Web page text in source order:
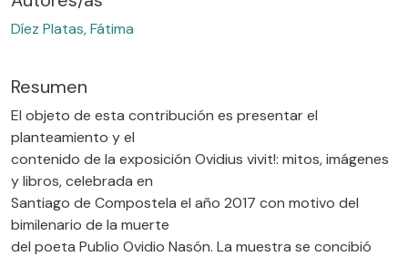
Díez Platas, Fátima
Resumen
El objeto de esta contribución es presentar el
planteamiento y el
contenido de la exposición Ovidius vivit!: mitos, imágenes
y libros, celebrada en
Santiago de Compostela el año 2017 con motivo del
bimilenario de la muerte
del poeta Publio Ovidio Nasón. La muestra se concibió